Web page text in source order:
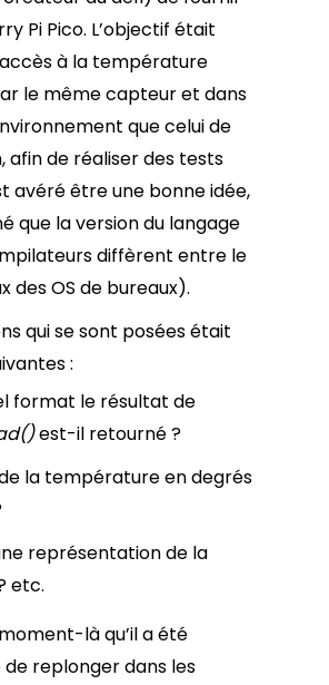
Pi Pico. L’objectif était
à la température
le même capteur et dans
que celui de
afin de réaliser des tests
avéré être une bonne idée,
que la version du langage
diffèrent entre le
des OS de bureaux).
qui se sont posées était
:
format le résultat de
est-il retourné ?
la température en degrés
représentation de la
etc.
là qu’il a été
de replonger dans les